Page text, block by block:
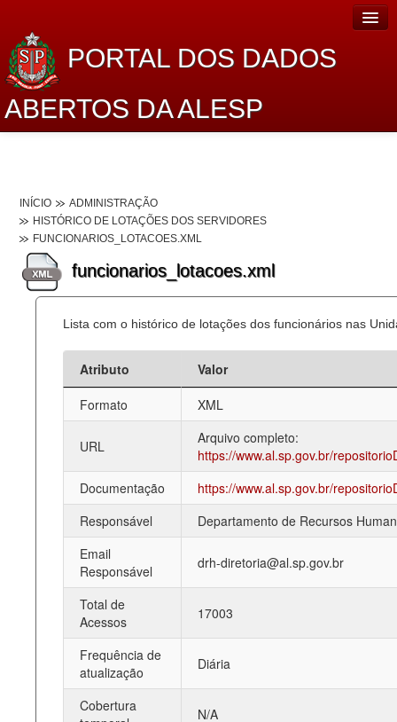
PORTAL DOS DADOS
ABERTOS DA ALESP
Dados Abertos Alesp
Lei de Acesso à Informação
Dados Governamentais Abertos
Planejamento
Catálogo de dados
Processo Legislativo
Deputados Estaduais
Legislação
Perguntas frequentes
INÍCIO
ADMINISTRAÇÃO
HISTÓRICO DE LOTAÇÕES DOS SERVIDORES
FUNCIONARIOS_LOTACOES.XML
funcionarios_lotacoes.xml
Lista com o histórico de lotações dos funcionários nas
Atributo
Valor
Formato
XML
URL
Arquivo completo:
https://www.al.sp.gov.br/
Documentação
https://www.al.sp.gov.br/
Responsável
Departamento de Recursos
Email
Responsável
drh-diretoria@al.sp.gov.br
Total de
Acessos
17003
Frequência de
atualização
Diária
Cobertura
N/A